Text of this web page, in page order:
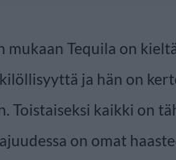
mukaan Tequila on
ja hän on
Toistaiseksi kaikki on
on omat